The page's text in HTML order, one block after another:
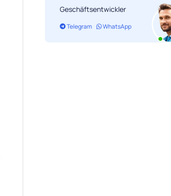
Geschäftsentwickler
Telegram WhatsApp